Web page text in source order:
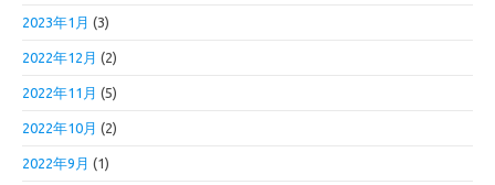
2023年1月 (3)
2022年12月 (2)
2022年11月 (5)
2022年10月 (2)
2022年9月 (1)